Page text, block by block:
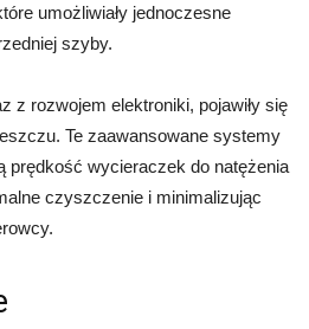
umożliwiały jednoczesne
szyby.
z rozwojem elektroniki, pojawiły się
Te zaawansowane systemy
prędkość wycieraczek do natężenia
czyszczenie i minimalizując